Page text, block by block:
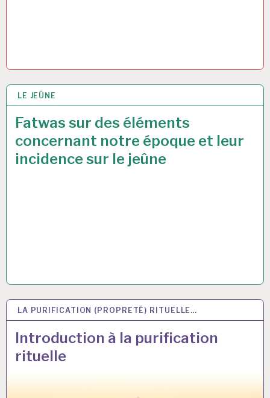
LE JEÛNE
Fatwas sur des éléments
concernant notre époque et leur
incidence sur le jeûne
4 JUIN 2017
LA PURIFICATION (PROPRETÉ) RITUELLE…
Introduction à la purification
rituelle
2 JUIN 2017